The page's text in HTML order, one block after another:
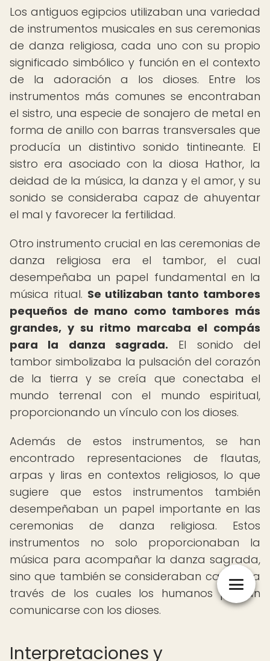
Los antiguos egipcios utilizaban una variedad
de instrumentos musicales en sus ceremonias
de danza religiosa, cada uno con su propio
significado simbólico y función en el contexto
de la adoración a los dioses. Entre los
instrumentos más comunes se encontraban
el sistro, una especie de sonajero de metal en
forma de anillo con barras transversales que
producía un distintivo sonido tintineante. El
sistro era asociado con la diosa Hathor, la
deidad de la música, la danza y el amor, y su
sonido se consideraba capaz de ahuyentar
el mal y favorecer la fertilidad.
Otro instrumento crucial en las ceremonias de
danza religiosa era el tambor, el cual
desempeñaba un papel fundamental en la
música ritual. Se utilizaban tanto tambores
pequeños de mano como tambores más
grandes, y su ritmo marcaba el compás
para la danza sagrada. El sonido del
tambor simbolizaba la pulsación del corazón
de la tierra y se creía que conectaba el
mundo terrenal con el mundo espiritual,
proporcionando un vínculo con los dioses.
Además de estos instrumentos, se han
encontrado representaciones de flautas,
arpas y liras en contextos religiosos, lo que
sugiere que estos instrumentos también
desempeñaban un papel importante en las
ceremonias de danza religiosa. Estos
instrumentos no solo proporcionaban la
música para acompañar la danza sagrada,
sino que también se consideraban canales a
través de los cuales los humanos podían
comunicarse con los dioses.
Interpretaciones y